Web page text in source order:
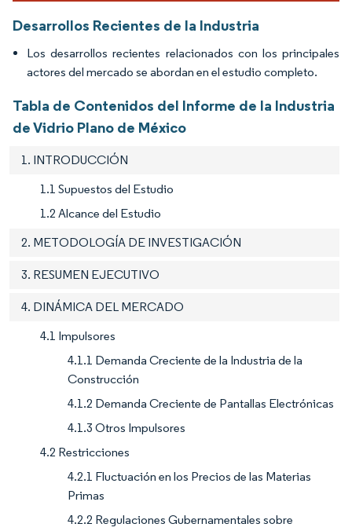
Desarrollos Recientes de la Industria
Los desarrollos recientes relacionados con los principales
actores del mercado se abordan en el estudio completo.
Tabla de Contenidos del Informe de la Industria
de Vidrio Plano de México
1. INTRODUCCIÓN
1.1 Supuestos del Estudio
1.2 Alcance del Estudio
2. METODOLOGÍA DE INVESTIGACIÓN
3. RESUMEN EJECUTIVO
4. DINÁMICA DEL MERCADO
4.1 Impulsores
4.1.1 Demanda Creciente de la Industria de la
Construcción
4.1.2 Demanda Creciente de Pantallas Electrónicas
4.1.3 Otros Impulsores
4.2 Restricciones
4.2.1 Fluctuación en los Precios de las Materias
Primas
4.2.2 Regulaciones Gubernamentales sobre